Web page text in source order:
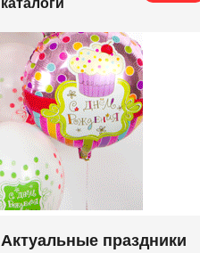
каталоги
Актуальные праздники